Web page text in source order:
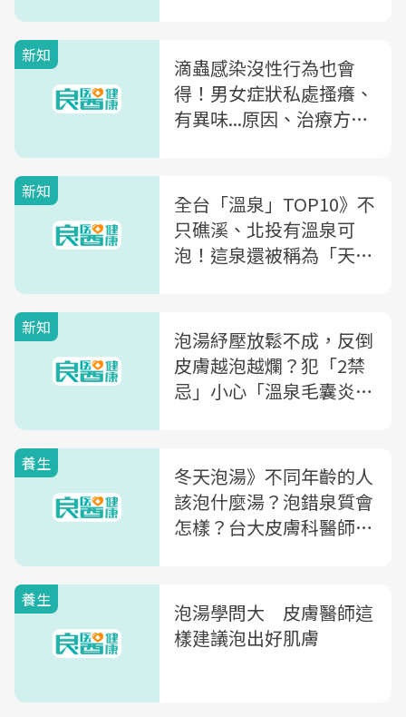
新知
滴蟲感染沒性行為也會
得！男女症狀私處搔癢、
有異味...原因、治療方式
新知
全台「溫泉」TOP10》不
只礁溪、北投有溫泉可
泡！這泉還被稱為「天下
新知
泡湯紓壓放鬆不成，反倒
皮膚越泡越爛？犯「2禁
忌」小心「溫泉毛囊炎」
養生
冬天泡湯》不同年齡的人
該泡什麼湯？泡錯泉質會
怎樣？台大皮膚科醫師教
養生
泡湯學問大 皮膚醫師這
樣建議泡出好肌膚